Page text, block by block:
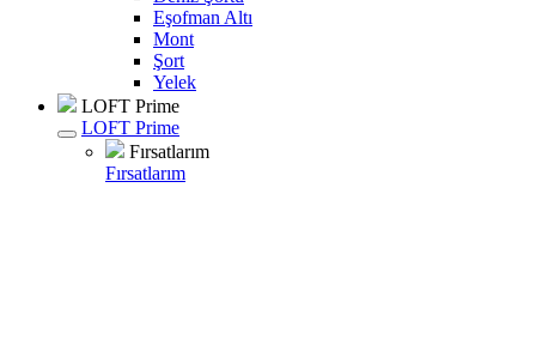
Eşofman Altı
Mont
Şort
Yelek
LOFT Prime
LOFT Prime
Fırsatlarım
Fırsatlarım